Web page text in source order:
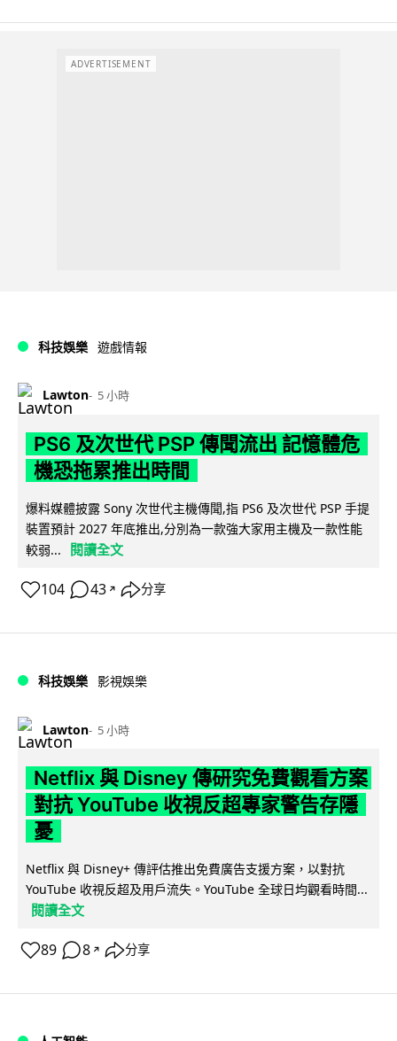
ADVERTISEMENT
科技娛樂 遊戲情報
Lawton 5 小時
PS6 及次世代 PSP 傳聞流出 記憶體危
機恐拖累推出時間
爆料媒體披露 Sony 次世代主機傳聞,指 PS6 及次世代 PSP 手提
裝置預計 2027 年底推出,分別為一款強大家用主機及一款性能
較弱...
閱讀全文
104 43 ↗ 分享
科技娛樂 影視娛樂
Lawton 5 小時
Netflix 與 Disney 傳研究免費觀看方案
對抗 YouTube 收視反超專家警告存隱
憂
Netflix 與 Disney+ 傳評估推出免費廣告支援方案，以對抗
YouTube 收視反超及用戶流失。YouTube 全球日均觀看時間...
閱讀全文
89 8 ↗ 分享